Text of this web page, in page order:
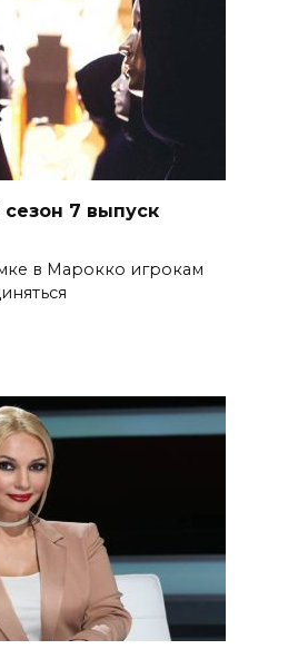
7 выпуск
в Марокко игрокам